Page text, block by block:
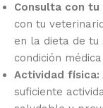
Consulta con tu
con tu
en la dieta de tu
condición
Actividad física:
suficiente